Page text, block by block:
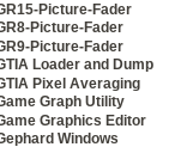
Picture-Fader
Picture-Fader
Picture-Fader
Loader and Dump
Pixel Averaging
Graph Utility
Graphics Editor
Windows